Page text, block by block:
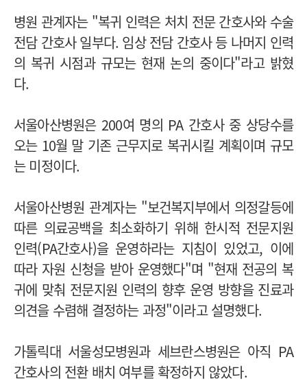
병원 관계자는 "복귀 인력은 처치 전문 간호사와 수술
전담 간호사 일부다. 임상 전담 간호사 등 나머지 인력
의 복귀 시점과 규모는 현재 논의 중이다"라고 밝혔
다.
서울아산병원은 200여 명의 PA 간호사 중 상당수를
오는 10월 말 기존 근무지로 복귀시킬 계획이며 규모
는 미정이다.
서울아산병원 관계자는 "보건복지부에서 의정갈등에
따른 의료공백을 최소화하기 위해 한시적 전문지원
인력(PA간호사)을 운영하라는 지침이 있었고, 이에
따라 자원 신청을 받아 운영했다"며 "현재 전공의 복
귀에 맞춰 전문지원 인력의 향후 운영 방향을 진료과
의견을 수렴해 결정하는 과정"이라고 설명했다.
가톨릭대 서울성모병원과 세브란스병원은 아직 PA
간호사의 전환 배치 여부를 확정하지 않았다.